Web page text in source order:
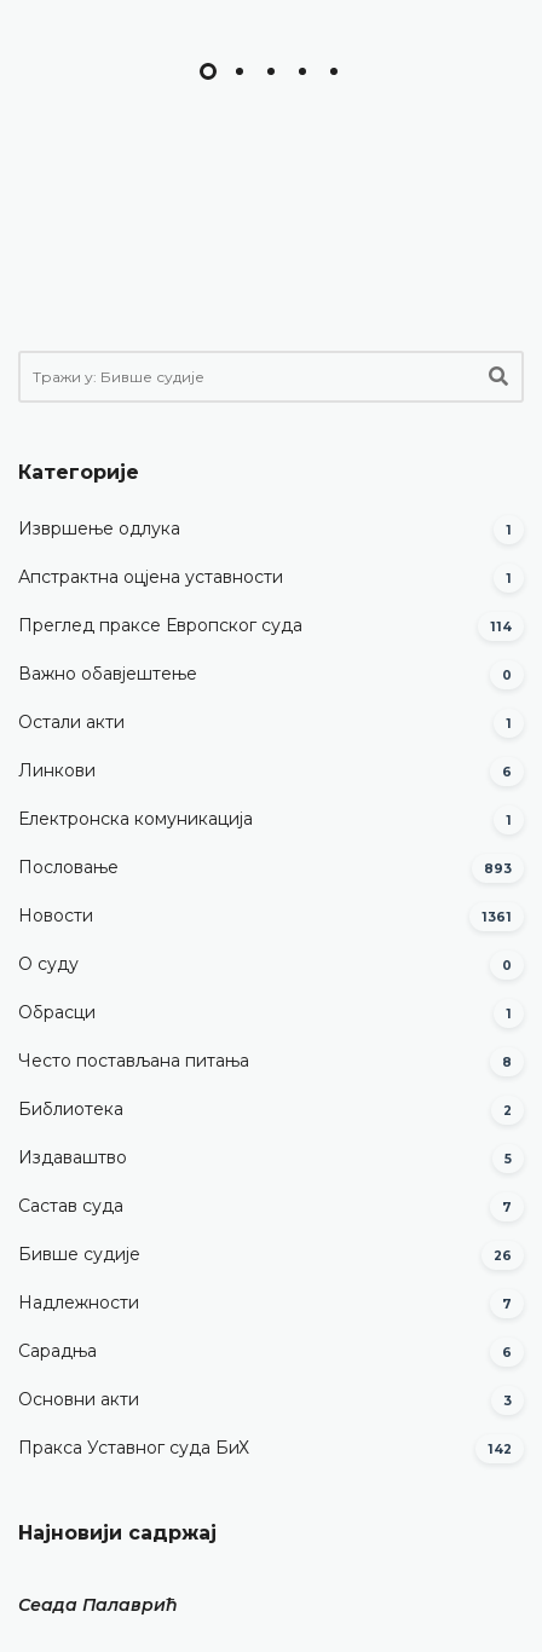
Категорије
Извршење одлука 1
Апстрактна оцјена уставности 1
Преглед праксе Европског суда 114
Важно обавјештење 0
Остали акти 1
Линкови 6
Електронска комуникација 1
Пословање 893
Новости 1361
О суду 0
Обрасци 1
Често постављана питања 8
Библиотека 2
Издаваштво 5
Састав суда 7
Бивше судије 26
Надлежности 7
Сарадња 6
Основни акти 3
Пракса Уставног суда БиХ 142
Најновији садржај
Сеада Палаврић